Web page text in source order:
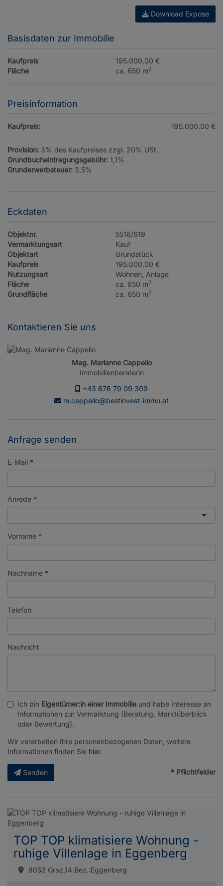
Download Expose
Basisdaten zur Immobilie
Kaufpreis
195.000,00 €
Fläche
ca. 650 m2
Preisinformation
Kaufpreis: 195.000,00 €
Provision: 3% des Kaufpreises zzgl. 20% USt.
Grundbucheintragungsgebühr: 1,1%
Grunderwerbsteuer: 3,5%
Eckdaten
Objektnr.
5516/619
Vermarktungsart
Kauf
Objektart
Grundstück
Kaufpreis
195.000,00 €
Nutzungsart
Wohnen Anlage
Fläche
ca. 650 m2
Grundfläche ca. 650 m2
Kontaktieren Sie uns
Mag. Marianne Cappello
Immobilienberaterin
+43 676 79 09 309
m.cappello@bestinvest-immo.at
Anfrage senden
E-Mail
Anrede
Vorname
Nachname
Telefon
Nachricht
Ich bin Eigentümer:in einer Immobilie und habe Interesse an
Informationen zur Vermarktung (Beratung, Marktüberblick
oder Bewertung).
Wir verarbeiten Ihre personenbezogenen Daten, weitere
Informationen finden Sie hier.
Senden * Pflichtfelder
TOP TOP klimatisiere Wohnung -
ruhige Villenlage in Eggenberg
8052 Graz,14.Bez.:Eggenberg